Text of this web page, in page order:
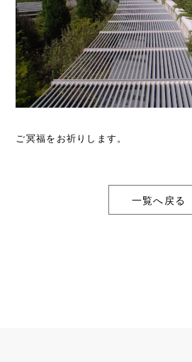
ご冥福をお祈りします。
一覧へ戻る